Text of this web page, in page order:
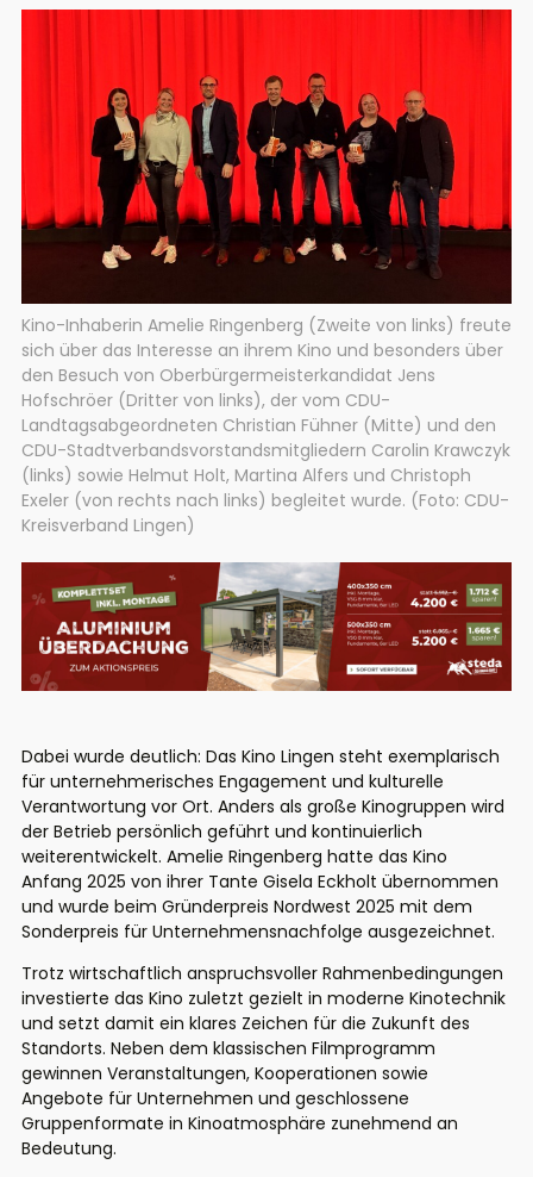
Kino-Inhaberin Amelie Ringenberg (Zweite von links) freute
sich über das Interesse an ihrem Kino und besonders über
den Besuch von Oberbürgermeisterkandidat Jens
Hofschröer (Dritter von links), der vom CDU-
Landtagsabgeordneten Christian Fühner (Mitte) und den
CDU-Stadtverbandsvorstandsmitgliedern Carolin Krawczyk
(links) sowie Helmut Holt, Martina Alfers und Christoph
Exeler (von rechts nach links) begleitet wurde. (Foto: CDU-
Kreisverband Lingen)
Dabei wurde deutlich: Das Kino Lingen steht exemplarisch
für unternehmerisches Engagement und kulturelle
Verantwortung vor Ort. Anders als große Kinogruppen wird
der Betrieb persönlich geführt und kontinuierlich
weiterentwickelt. Amelie Ringenberg hatte das Kino
Anfang 2025 von ihrer Tante Gisela Eckholt übernommen
und wurde beim Gründerpreis Nordwest 2025 mit dem
Sonderpreis für Unternehmensnachfolge ausgezeichnet.
Trotz wirtschaftlich anspruchsvoller Rahmenbedingungen
investierte das Kino zuletzt gezielt in moderne Kinotechnik
und setzt damit ein klares Zeichen für die Zukunft des
Standorts. Neben dem klassischen Filmprogramm
gewinnen Veranstaltungen, Kooperationen sowie
Angebote für Unternehmen und geschlossene
Gruppenformate in Kinoatmosphäre zunehmend an
Bedeutung.